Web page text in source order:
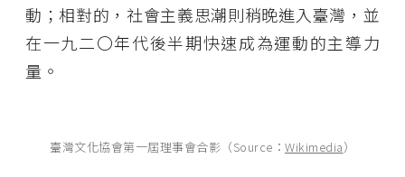
動；相對的，社會主義思潮則稍晚進入臺灣，並
在一九二〇年代後半期快速成為運動的主導力
量。
臺灣文化協會第一屆理事會合影（Source： Wikimedia）